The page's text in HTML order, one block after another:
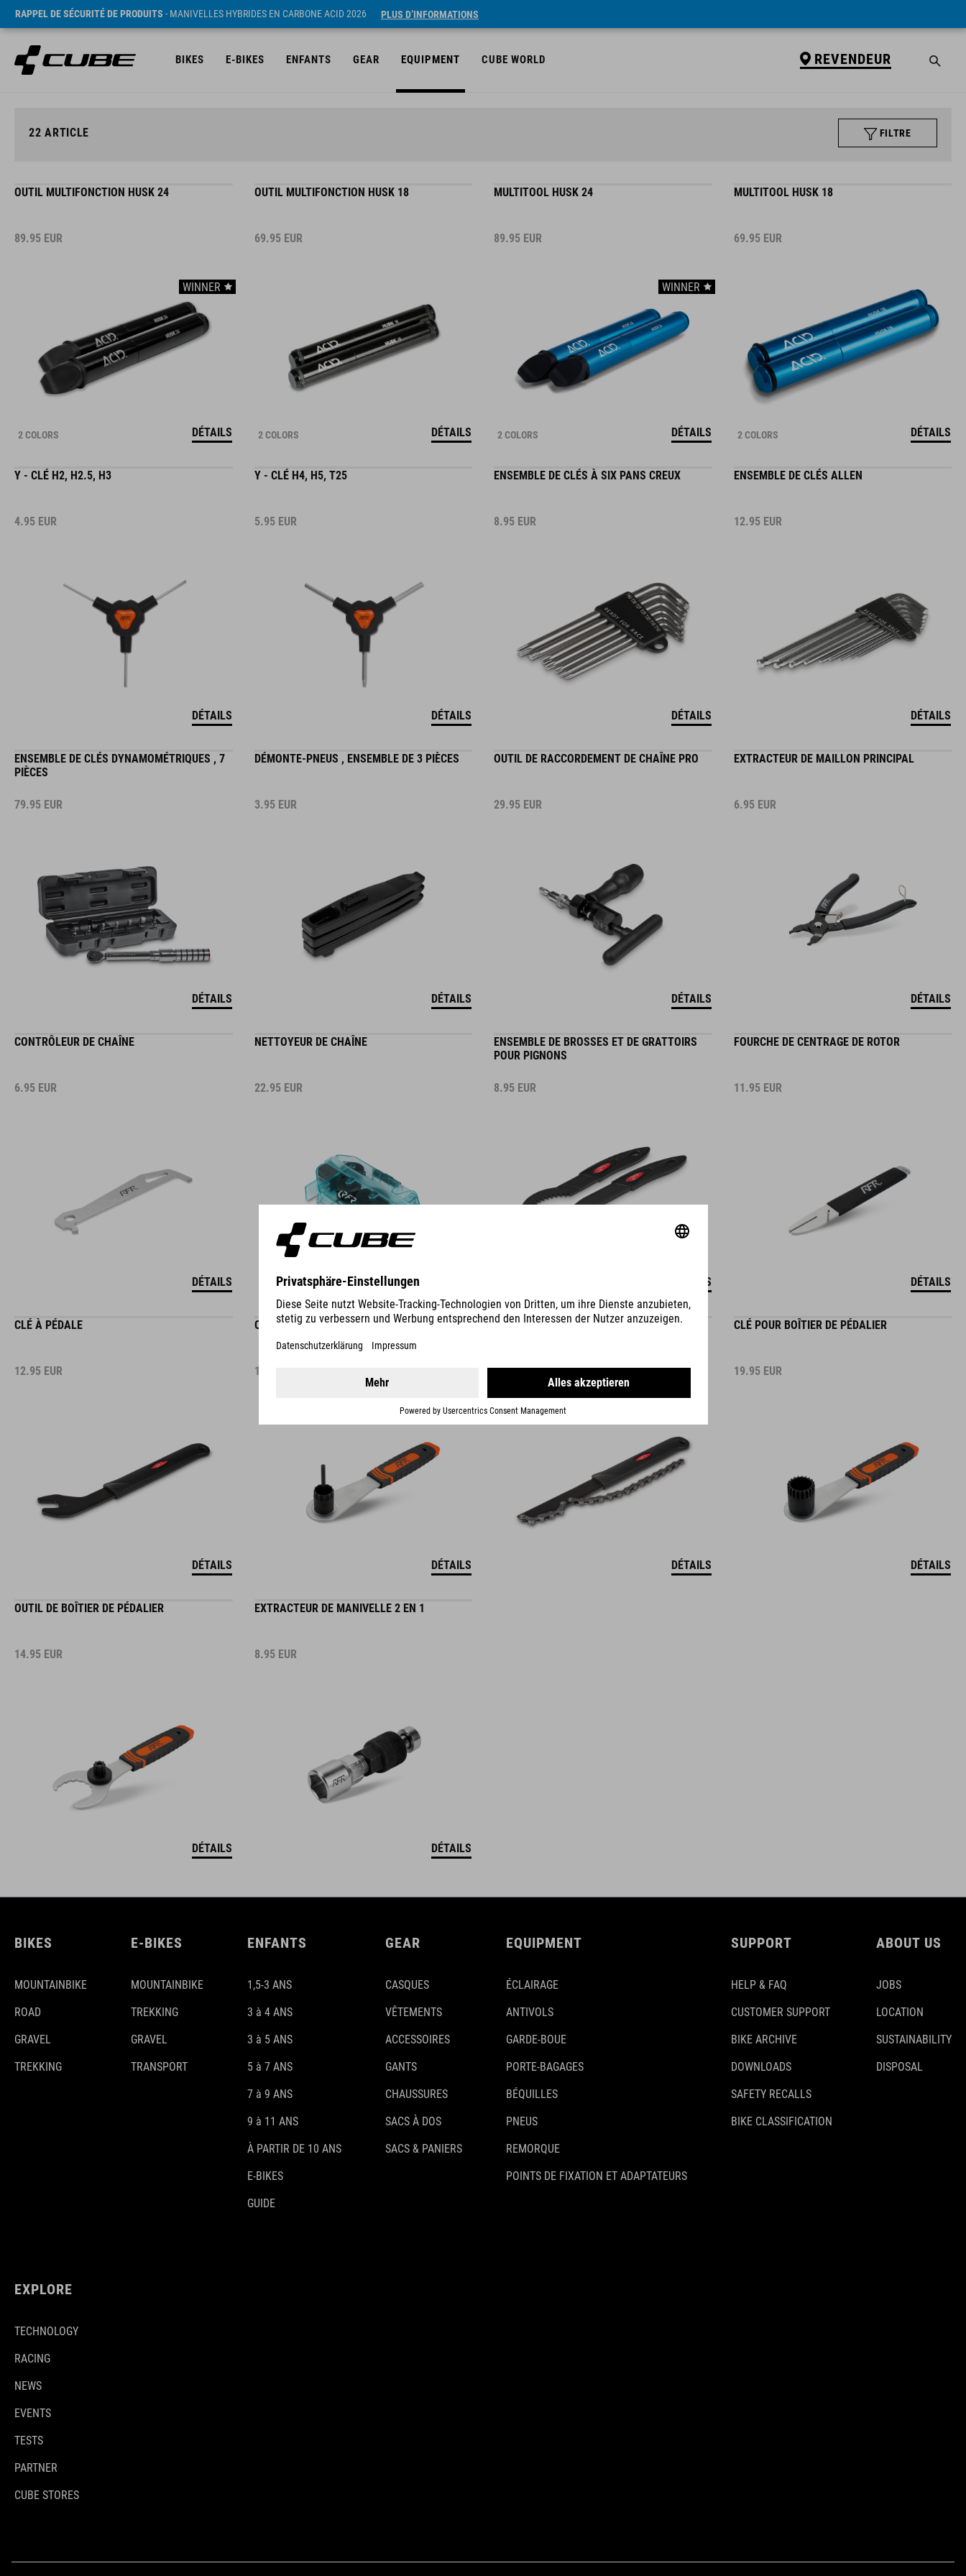
RAPPEL DE SÉCURITÉ DE PRODUITS - MANIVELLES HYBRIDES EN CARBONE ACID 2026 PLUS D’INFORMATIONS
BIKES E-BIKES ENFANTS GEAR EQUIPMENT CUBE WORLD REVENDEUR
22 ARTICLE FILTRE
OUTIL MULTIFONCTION HUSK 24
89.95 EUR
WINNER
2 COLORS DÉTAILS
OUTIL MULTIFONCTION HUSK 18
69.95 EUR
2 COLORS DÉTAILS
MULTITOOL HUSK 24
89.95 EUR
WINNER
2 COLORS DÉTAILS
MULTITOOL HUSK 18
69.95 EUR
2 COLORS DÉTAILS
Y - CLÉ H2, H2.5, H3
4.95 EUR
DÉTAILS
Y - CLÉ H4, H5, T25
5.95 EUR
DÉTAILS
ENSEMBLE DE CLÉS À SIX PANS CREUX
8.95 EUR
DÉTAILS
ENSEMBLE DE CLÉS ALLEN
12.95 EUR
DÉTAILS
ENSEMBLE DE CLÉS DYNAMOMÉTRIQUES , 7
PIÈCES
79.95 EUR
DÉTAILS
DÉMONTE-PNEUS , ENSEMBLE DE 3 PIÈCES
3.95 EUR
DÉTAILS
OUTIL DE RACCORDEMENT DE CHAÎNE PRO
29.95 EUR
DÉTAILS
EXTRACTEUR DE MAILLON PRINCIPAL
6.95 EUR
DÉTAILS
CONTRÔLEUR DE CHAÎNE
6.95 EUR
DÉTAILS
NETTOYEUR DE CHAÎNE
22.95 EUR
ENSEMBLE DE BROSSES ET DE GRATTOIRS
POUR PIGNONS
8.95 EUR
DÉTAILS
FOURCHE DE CENTRAGE DE ROTOR
11.95 EUR
DÉTAILS
CLÉ À PÉDALE
12.95 EUR
DÉTAILS
OUTIL DE DÉMONTAGE DE ROUE LIBRE
14.95
DÉTAILS
CHAÎNE DE DÉMONTAGE DE PIGNON
21.95EUR
DÉTAILS
CLÉ POUR BOÎTIER DE PÉDALIER
19.95 EUR
DÉTAILS
OUTIL DE BOÎTIER DE PÉDALIER
14.95 EUR
DÉTAILS
EXTRACTEUR DE MANIVELLE 2 EN 1
8.95 EUR
DÉTAILS
BIKES
MOUNTAINBIKE
ROAD
GRAVEL
TREKKING
E-BIKES
MOUNTAINBIKE
TREKKING
GRAVEL
TRANSPORT
ENFANTS
1,5-3 ANS
3 à 4 ANS
3 à 5 ANS
5 à 7 ANS
7 à 9 ANS
9 à 11 ANS
À PARTIR DE 10 ANS
E-BIKES
GUIDE
GEAR
CASQUES
VÊTEMENTS
ACCESSOIRES
GANTS
CHAUSSURES
SACS À DOS
SACS & PANIERS
EQUIPMENT
ÉCLAIRAGE
ANTIVOLS
GARDE-BOUE
PORTE-BAGAGES
BÉQUILLES
PNEUS
REMORQUE
POINTS DE FIXATION ET ADAPTATEURS
SUPPORT
HELP & FAQ
CUSTOMER SUPPORT
BIKE ARCHIVE
DOWNLOADS
SAFETY RECALLS
BIKE CLASSIFICATION
ABOUT US
JOBS
LOCATION
SUSTAINABILITY
DISPOSAL
EXPLORE
TECHNOLOGY
RACING
NEWS
EVENTS
TESTS
PARTNER
CUBE STORES